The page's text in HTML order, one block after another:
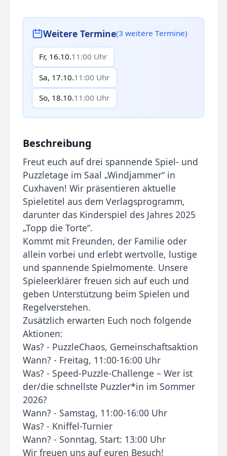
Weitere Termine(3 weitere Termine)
Fr, 16.10.11:00 Uhr
Sa, 17.10.11:00 Uhr
So, 18.10.11:00 Uhr
Beschreibung
Freut euch auf drei spannende Spiel- und
Puzzletage im Saal „Windjammer“ in
Cuxhaven! Wir präsentieren aktuelle
Spieletitel aus dem Verlagsprogramm,
darunter das Kinderspiel des Jahres 2025
„Topp die Torte“.
Kommt mit Freunden, der Familie oder
allein vorbei und erlebt wertvolle, lustige
und spannende Spielmomente. Unsere
Spieleerklärer freuen sich auf euch und
geben Unterstützung beim Spielen und
Regelverstehen.
Zusätzlich erwarten Euch noch folgende
Aktionen:
Was? - PuzzleChaos, Gemeinschaftsaktion
Wann? - Freitag, 11:00-16:00 Uhr
Was? - Speed-Puzzle-Challenge – Wer ist
der/die schnellste Puzzler*in im Sommer
2026?
Wann? - Samstag, 11:00-16:00 Uhr
Was? - Kniffel-Turnier
Wann? - Sonntag, Start: 13:00 Uhr
Wir freuen uns auf euren Besuch!